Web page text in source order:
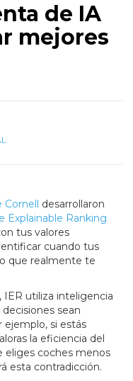
de IA
mejores
Cornell desarrollaron
Explainable Ranking
tus valores
cuando tus
que realmente te
IER utiliza inteligencia
sean
ejemplo, si estás
la eficiencia del
coches menos
esta contradicción.